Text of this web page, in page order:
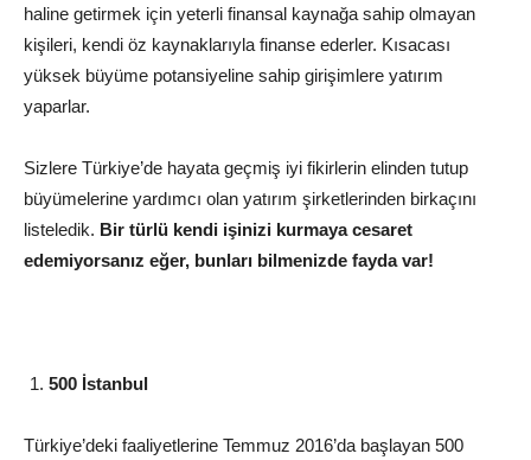
haline getirmek için yeterli finansal kaynağa sahip olmayan
kişileri, kendi öz kaynaklarıyla finanse ederler. Kısacası
yüksek büyüme potansiyeline sahip girişimlere yatırım
yaparlar.
Sizlere Türkiye’de hayata geçmiş iyi fikirlerin elinden tutup
büyümelerine yardımcı olan yatırım şirketlerinden birkaçını
listeledik. Bir türlü kendi işinizi kurmaya cesaret
edemiyorsanız eğer, bunları bilmenizde fayda var!
500 İstanbul
Türkiye’deki faaliyetlerine Temmuz 2016’da başlayan 500